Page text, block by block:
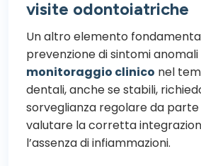
visite odontoiatriche
Un altro elemento
prevenzione di sintomi anomali
monitoraggio clinico nel
dentali, anche se stabili,
sorveglianza regolare da
valutare la corretta
l’assenza di infiammazioni.